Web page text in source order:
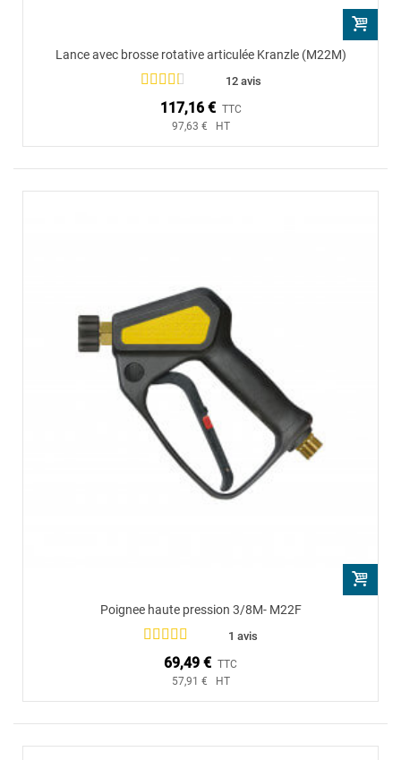
Lance avec brosse rotative articulée Kranzle (M22M)
12 avis
117,16 € TTC
97,63 € HT
Poignee haute pression 3/8M- M22F
1 avis
69,49 € TTC
57,91 € HT